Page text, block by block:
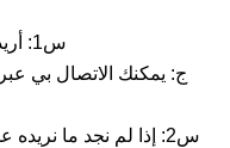
س1: أريد شراء منتجاتكم، كيف يمكنني الدفع؟
ج: يمكنك الاتصال بي
س2: إذا لم نجد ما